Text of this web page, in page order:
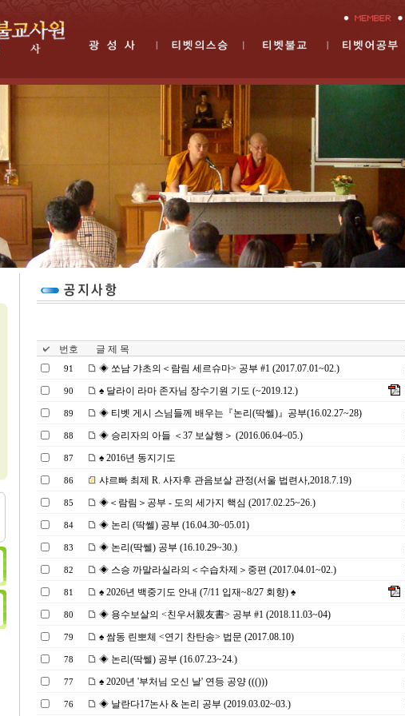
번호 글 제 목
91 ◈ 쏘남 갸초의＜람림 세르슈마> 공부 #1 (2017.07.01~02.)
90 ♠ 달라이 라마 존자님 장수기원 기도 (~2019.12.)
89 ◈ 티벳 게시 스님들께 배우는『논리(딱쎌)』공부(16.02.27~28)
88 ◈ 승리자의 아들 ＜37 보살행＞ (2016.06.04~05.)
87 ♠ 2016년 동지기도
86 샤르빠 최제 R. 사자후 관음보살 관정(서울 법련사,2018.7.19)
85 ◈＜람림＞공부 - 도의 세가지 핵심 (2017.02.25~26.)
84 ◈ 논리 (딱쎌) 공부 (16.04.30~05.01)
83 ◈ 논리(딱쎌) 공부 (16.10.29~30.)
82 ◈ 스승 까말라실라의＜수습차제＞중편 (2017.04.01~02.)
81 ♠ 2026년 백중기도 안내 (7/11 입재~8/27 회향) ♠
80 ◈ 용수보살의 <친우서親友書> 공부 #1 (2018.11.03~04)
79 ♠ 쌈동 린뽀체 <연기 찬탄송> 법문 (2017.08.10)
78 ◈ 논리(딱쎌) 공부 (16.07.23~24.)
77 ♠ 2020년 '부처님 오신 날' 연등 공양 ((()))
76 ◈ 날란다17논사 & 논리 공부 (2019.03.02~03.)